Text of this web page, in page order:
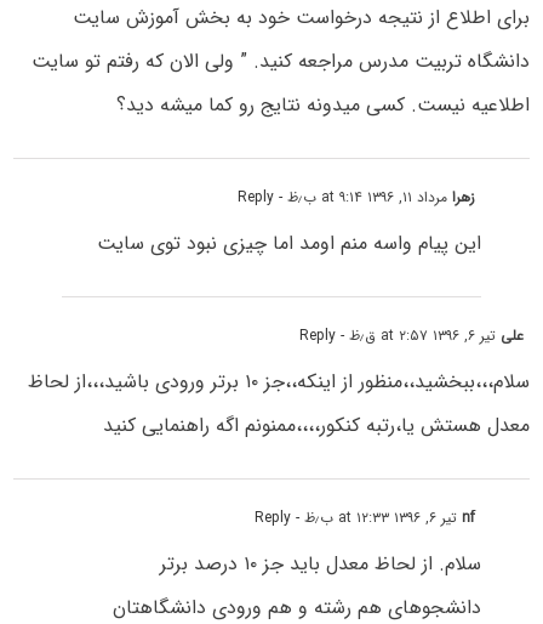
برای اطلاع از نتیجه درخواست خود به بخش آموزش سایت
دانشگاه تربیت مدرس مراجعه کنید. ” ولی الان که رفتم تو سایت
اطلاعیه نیست. کسی میدونه نتایج رو کما میشه دید؟
زهرامرداد ۱۱, ۱۳۹۶ at ۹:۱۴ ب٫ظ - Reply
این پیام واسه منم اومد اما چیزی نبود توی سایت
علی تیر ۶, ۱۳۹۶ at ۲:۵۷ ق٫ظ - Reply
سلام،،،ببخشید،،منظور از اینکه،،جز ۱۰ برتر ورودی باشید،،،از لحاظ
معدل هستش یا،رتبه کنکور،،،،ممنونم اگه راهنمایی کنید
nfتیر ۶, ۱۳۹۶ at ۱۲:۳۳ ب٫ظ - Reply
سلام. از لحاظ معدل باید جز ۱۰ درصد برتر
دانشجو‌های هم رشته و هم ورودی دانشگاهتان